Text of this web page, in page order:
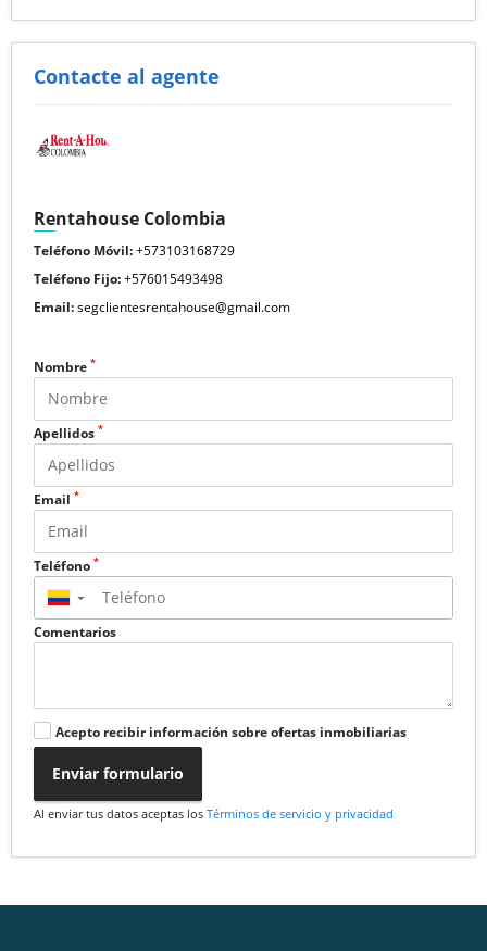
Contacte al agente
Rentahouse Colombia
Teléfono Móvil:+573103168729
Teléfono Fijo:+576015493498
Email:segclientesrentahouse@gmail.com
Nombre *
Apellidos *
Email *
Teléfono *
▼
Comentarios
Acepto recibir información sobre ofertas inmobiliarias
Enviar formulario
Al enviar tus datos aceptas los Términos de servicio y privacidad